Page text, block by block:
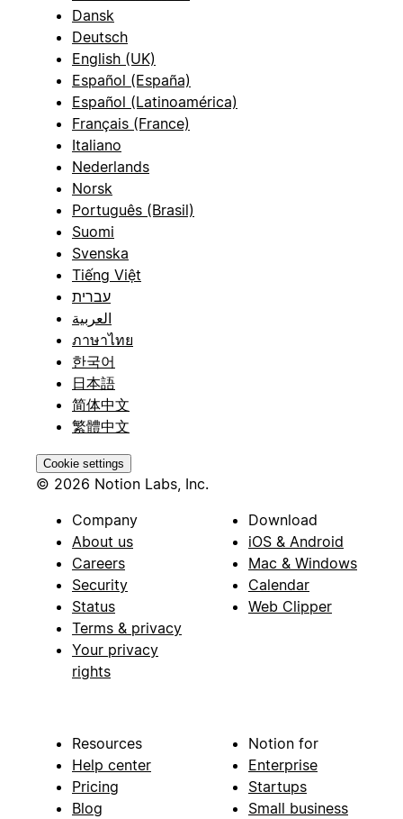
Dansk
Deutsch
English (UK)
Español (España)
Español (Latinoamérica)
Français (France)
Italiano
Nederlands
Norsk
Português (Brasil)
Suomi
Svenska
Tiếng Việt
עברית
العربية
ภาษาไทย
한국어
日本語
简体中文
繁體中文
Cookie settings
© 2026 Notion Labs, Inc.
Company
About us
Careers
Security
Status
Terms & privacy
Your privacy
rights
Download
iOS & Android
Mac & Windows
Calendar
Web Clipper
Resources
Help center
Pricing
Blog
Notion for
Enterprise
Startups
Small business